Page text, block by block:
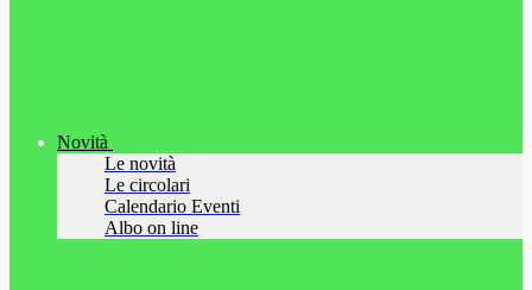
Novità
Le novità
Le circolari
Calendario Eventi
Albo on line